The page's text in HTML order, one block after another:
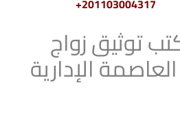
توثيق زواج
الإدارية